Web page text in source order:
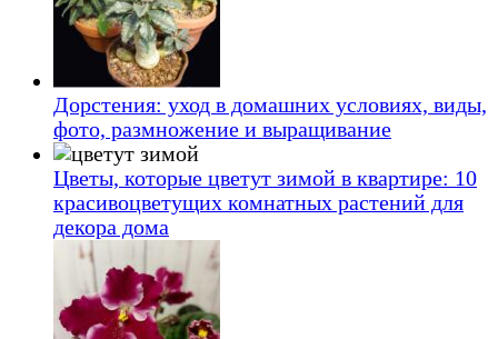
Дорстения: уход в домашних условиях, виды,
фото, размножение и выращивание
Цветы, которые цветут зимой в квартире: 10
красивоцветущих комнатных растений для
декора дома